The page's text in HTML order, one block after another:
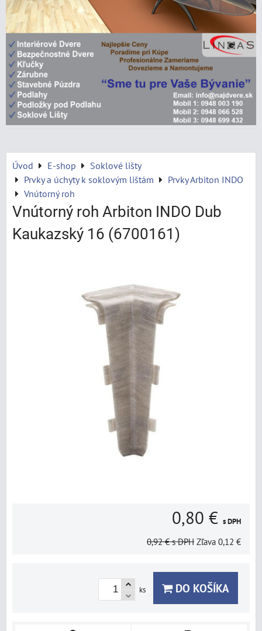
Úvod E-shop
Soklové lišty
Prvky a úchyty k soklovým lištám
Prvky Arbiton INDO
Vnútorný roh
Vnútorný roh Arbiton INDO Dub
Kaukazský 16 (6700161)
0,80 € s DPH
0,92 € s DPH Zľava 0,12 €
ks DO KOŠÍKA